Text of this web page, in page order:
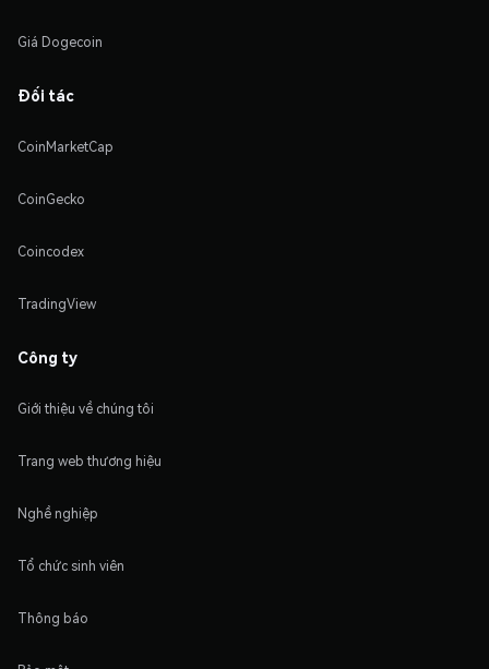
Giá Dogecoin
Đối tác
CoinMarketCap
CoinGecko
Coincodex
TradingView
Công ty
Giới thiệu về chúng tôi
Trang web thương hiệu
Nghề nghiệp
Tổ chức sinh viên
Thông báo